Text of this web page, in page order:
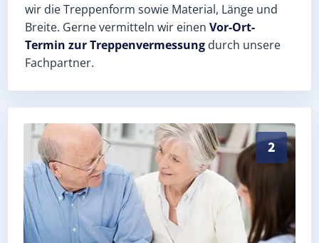
wir die Treppenform sowie Material, Länge und
Breite. Gerne vermitteln wir einen Vor-Ort-
Termin zur Treppenvermessung durch unsere
Fachpartner.
2
Exaktes Aufmaß in Irndorf (Landkreis Tuttlingen) –